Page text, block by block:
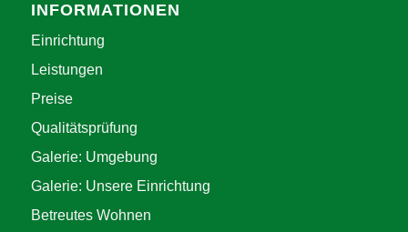
INFORMATIONEN
Einrichtung
Leistungen
Preise
Qualitätsprüfung
Galerie: Umgebung
Galerie: Unsere Einrichtung
Betreutes Wohnen